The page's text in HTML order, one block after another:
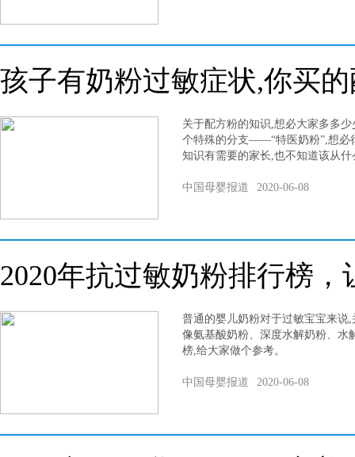
孩子有奶粉过敏症状,你买
关于配方粉的知识,想必大家多多
个特殊的分支——“特医奶粉”,想必
知识有需要的家长,也不知道该从
中国母婴报道 2020-06-08
​2020年抗过敏奶粉排行榜
普通的婴儿奶粉对于过敏宝宝来说
像氨基酸奶粉、深度水解奶粉、水
榜,给大家做个参考。
中国母婴报道 2020-06-08